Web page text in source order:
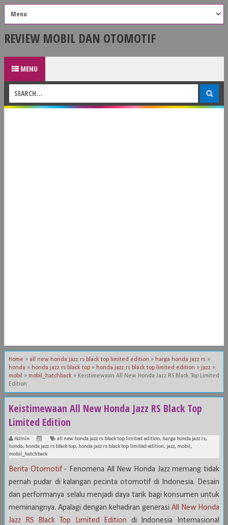
REVIEW MOBIL DAN OTOMOTIF
MENU
Home » all new honda jazz rs black top limited edition » harga honda jazz rs »
honda » honda jazz rs black top » honda jazz rs black top limited edition » jazz »
mobil
» mobil_hatchback » Keistimewaan All New Honda Jazz RS Black Top Limited
Edition
Keistimewaan All New Honda Jazz RS Black Top
Limited Edition
Admin all new honda jazz rs black top limited edition, harga honda jazz rs,
honda, honda jazz rs black top, honda jazz rs black top limited edition, jazz, mobil ,
mobil_hatchback
Berita Otomotif- Fenomena All New Honda Jazz memang tidak
pernah pudar di kalangan pecinta otomotif di Indonesia. Desain
dan performanya selalu menjadi daya tarik bagi konsumen untuk
meminangnya. Apalagi dengan kehadiran generasi All New Honda
Jazz RS Black Top Limited Edition di Indonesia Internasional